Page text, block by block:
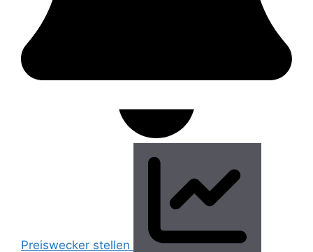
Preiswecker stellen